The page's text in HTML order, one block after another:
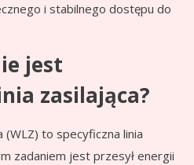
i stabilnego dostępu do
jest
zasilająca?
(WLZ) to specyficzna linia
zadaniem jest przesył energii